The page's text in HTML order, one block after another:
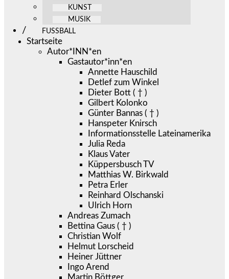
KUNST
MUSIK
FUSSBALL
Startseite
Autor*INN*en
Gastautor*inn*en
Annette Hauschild
Detlef zum Winkel
Dieter Bott ( † )
Gilbert Kolonko
Günter Bannas ( † )
Hanspeter Knirsch
Informationsstelle Lateinamerika
Julia Reda
Klaus Vater
Küppersbusch TV
Matthias W. Birkwald
Petra Erler
Reinhard Olschanski
Ulrich Horn
Andreas Zumach
Bettina Gaus ( † )
Christian Wolf
Helmut Lorscheid
Heiner Jüttner
Ingo Arend
Martin Böttger